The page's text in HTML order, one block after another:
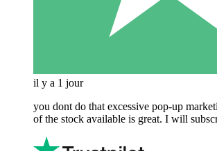
il y a 1 jour
you dont do that excessive pop-up
of the stock available is great. I will